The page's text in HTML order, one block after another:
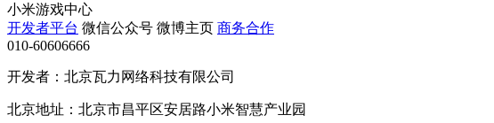
小米游戏中心
开发者平台 微信公众号 微博主页 商务合作
010-60606666
开发者：北京瓦力网络科技有限公司
北京地址：北京市昌平区安居路小米智慧产业园